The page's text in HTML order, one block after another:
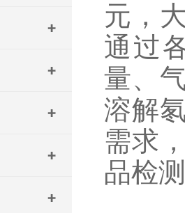
元，
通过
量、
溶解
需求
品检